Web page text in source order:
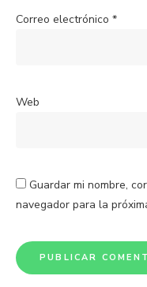
Correo electrónico *
Web
Guardar mi nombre,
navegador para la